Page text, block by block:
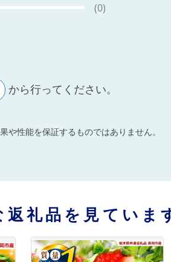
(0)
から行ってください。
性能を保証するものではありません。
礼品を見ていま